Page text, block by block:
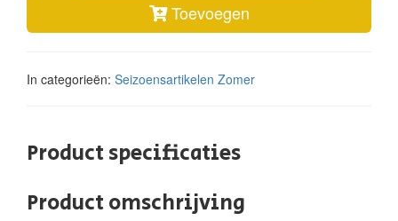
Toevoegen
In categorieën: Seizoensartikelen Zomer
Product specificaties
Product omschrijving